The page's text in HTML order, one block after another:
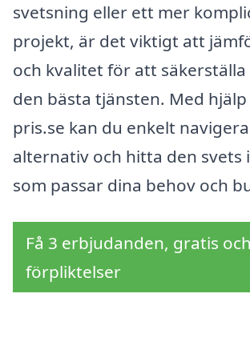
svetsning eller ett mer
projekt, är det viktigt att
och kvalitet för att
den bästa tjänsten. Med hjälp
pris.se kan du enkelt
alternativ och hitta den svets
som passar dina behov och
Få 3 erbjudanden, gratis
förpliktelser